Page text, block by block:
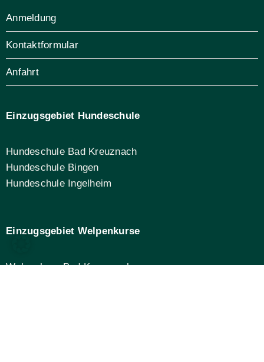
Anmeldung
Kontaktformular
Anfahrt
Einzugsgebiet Hundeschule
Hundeschule Bad Kreuznach
Hundeschule Bingen
Hundeschule Ingelheim
Einzugsgebiet Welpenkurse
Welpenkurs Bad Kreuznach